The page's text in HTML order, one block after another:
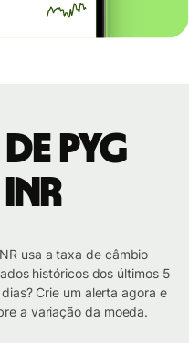
PYG
usa a taxa de câmbio
históricos dos últimos 5
Crie um alerta agora e
a variação da moeda.